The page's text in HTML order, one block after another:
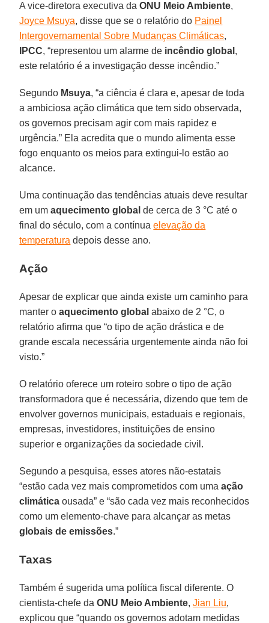
A vice-diretora executiva daONU Meio Ambiente,
Joyce Msuya, disse que se o relatório do Painel
Intergovernamental Sobre Mudanças Climáticas,
IPCC, “representou um alarme de incêndio global ,
este relatório é a investigação desse incêndio.”
Segundo Msuya, “a ciência é clara e, apesar de toda
a ambiciosa ação climática que tem sido observada,
os governos precisam agir com mais rapidez e
urgência.” Ela acredita que o mundo alimenta esse
fogo enquanto os meios para extingui-lo estão ao
alcance.
Uma continuação das tendências atuais deve resultar
em umaquecimento global de cerca de 3 °C até o
final do século, com a contínuaelevação da
temperatura depois desse ano.
Ação
Apesar de explicar que ainda existe um caminho para
manter oaquecimento global abaixo de 2 °C, o
relatório afirma que “o tipo de ação drástica e de
grande escala necessária urgentemente ainda não foi
visto.”
O relatório oferece um roteiro sobre o tipo de ação
transformadora que é necessária, dizendo que tem de
envolver governos municipais, estaduais e regionais,
empresas, investidores, instituições de ensino
superior e organizações da sociedade civil.
Segundo a pesquisa, esses atores não-estatais
“estão cada vez mais comprometidos com umaação
climática ousada” e “são cada vez mais reconhecidos
como um elemento-chave para alcançar as metas
globais de emissões.”
Taxas
Também é sugerida uma política fiscal diferente. O
cientista-chefe daONU Meio Ambiente,Jian Liu,
explicou que “quando os governos adotam medidas